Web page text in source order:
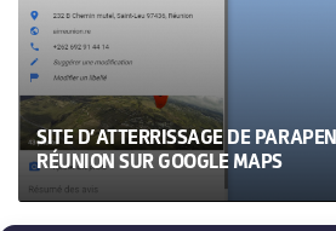
SITE D’ATTERRISSAGE DE
RÉUNION SUR GOOGLE MAPS